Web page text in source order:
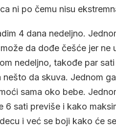
ni po čemu nisu
4 dana nedeljno.
da dođe češće jer
nedeljno, takođe par
da skuva. Jednom
sama oko bebe.
6 sati previše i kako
i već se boji kako će